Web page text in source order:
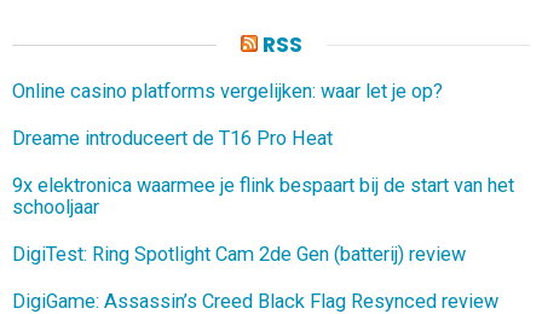
RSS
Online casino platforms vergelijken: waar let je op?
Dreame introduceert de T16 Pro Heat
9x elektronica waarmee je flink bespaart bij de start van het
schooljaar
DigiTest: Ring Spotlight Cam 2de Gen (batterij) review
DigiGame: Assassin’s Creed Black Flag Resynced review